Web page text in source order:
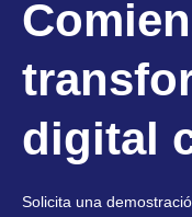
digital
Solicita una